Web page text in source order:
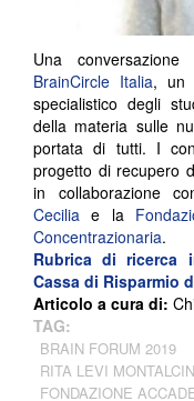
Una conversazione
BrainCircle Italia, un
specialistico degli
della materia sulle
portata di tutti. I
progetto di recupero
in collaborazione
Cecilia e la
Concentrazionaria.
Rubrica di ricerca
Cassa di Risparmio
Articolo a cura di:
TAG:
BRAIN FORUM 2019
RITA LEVI
FONDAZIONE